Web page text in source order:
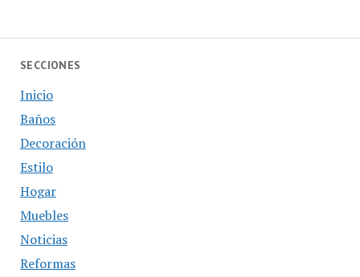
SECCIONES
Inicio
Baños
Decoración
Estilo
Hogar
Muebles
Noticias
Reformas